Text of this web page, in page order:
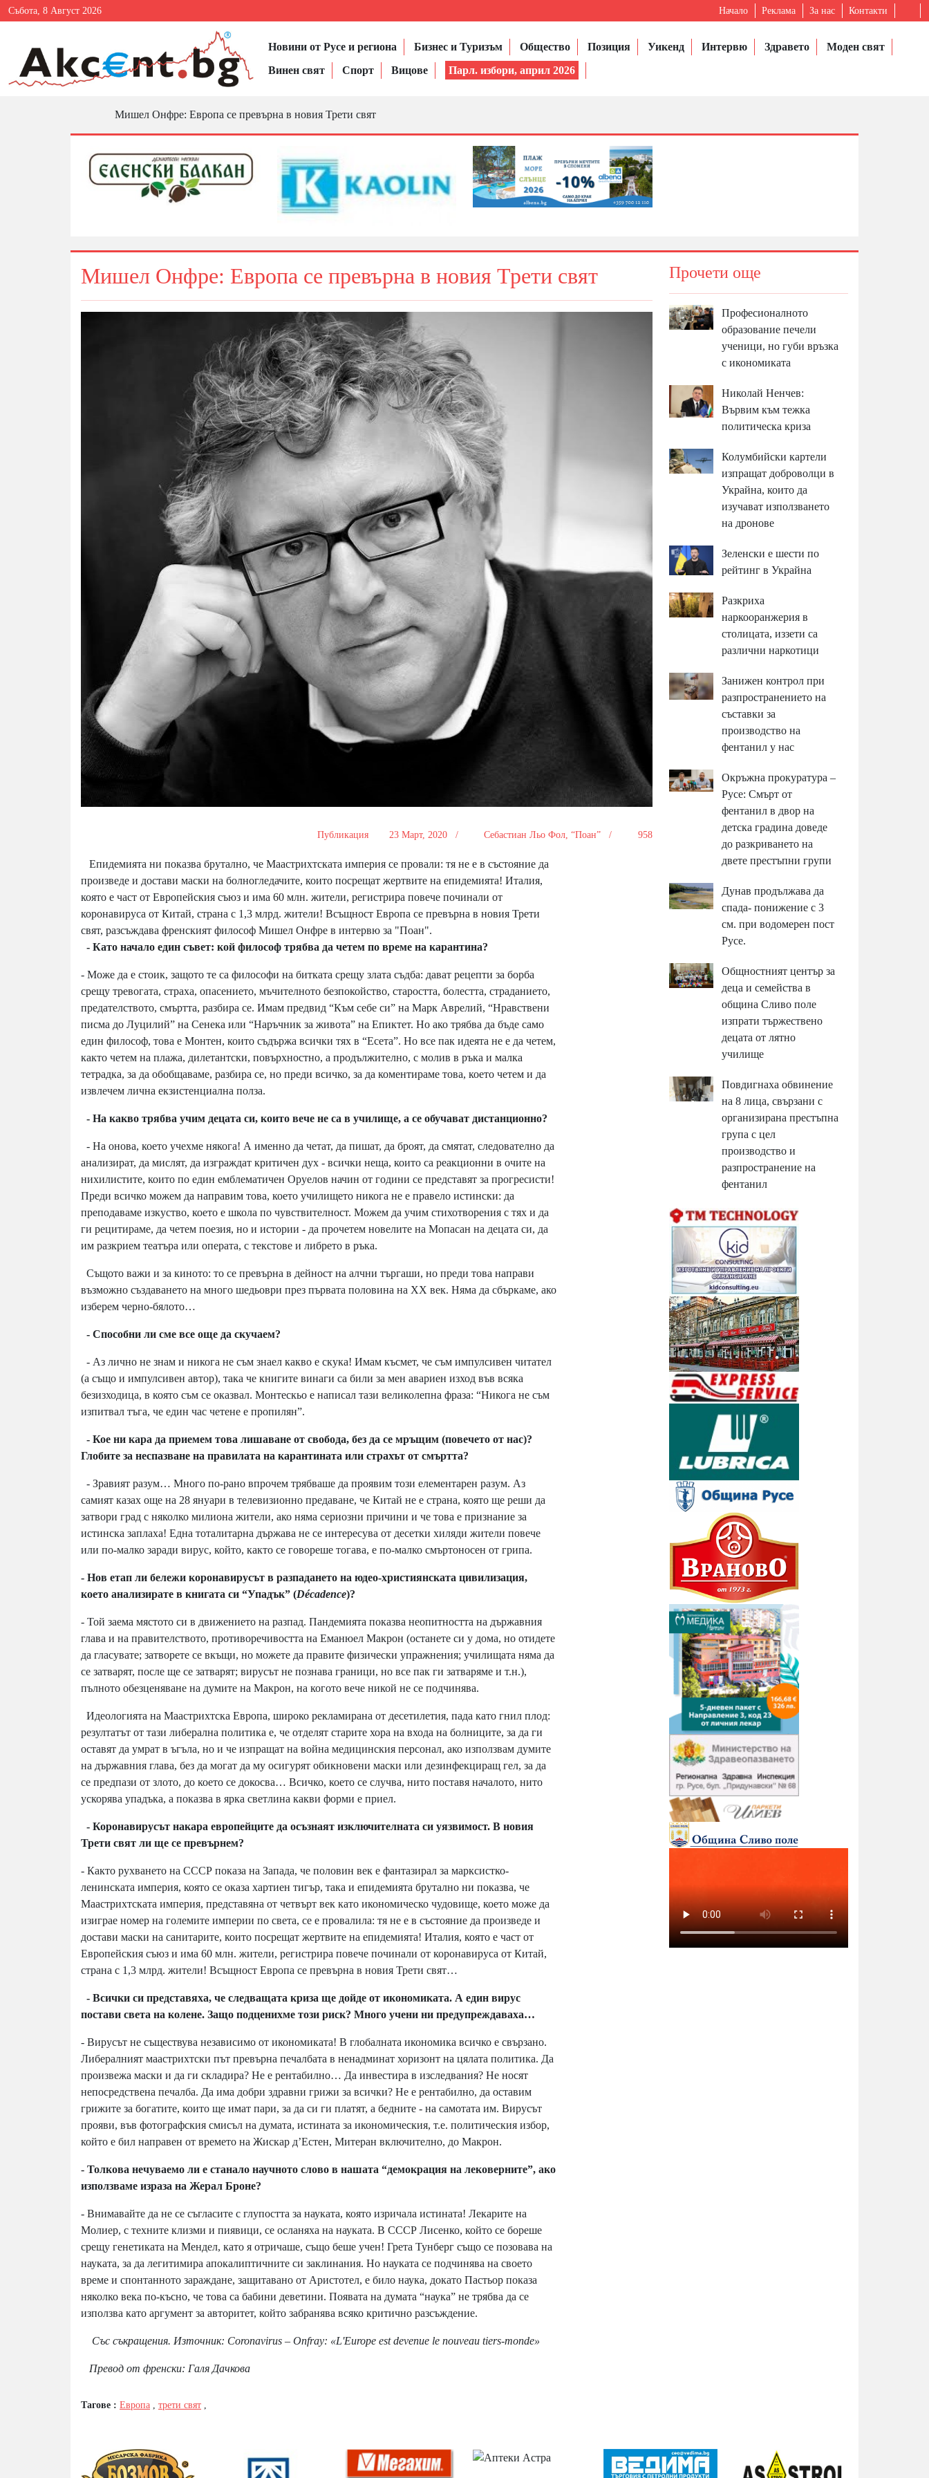
Събота, 8 Август 2026 Начало Реклама За нас Контакти
Новини от Русе и региона Бизнес и Туризъм Общество Позиция Уикенд Интервю Здравето
Моден свят
Винен свят
Спорт Вицове Парл. избори, април 2026
Мишел Онфре: Европа се превърна в новия Трети свят
Мишел Онфре: Европа се превърна в новия Трети свят
Публикация 23 Март, 2020 / Себастиан Льо Фол, “Поан” / 958
Епидемията ни показва брутално, че Маастрихтската империя се провали: тя не е в състояние да
произведе и достави маски на болногледачите, които посрещат жертвите на епидемията! Италия,
която е част от Европейския съюз и има 60 млн. жители, регистрира повече починали от
коронавируса от Китай, страна с 1,3 млрд. жители! Всъщност Европа се превърна в новия Трети
свят, разсъждава френският философ Мишел Онфре в интервю за "Поан".
- Като начало един съвет: кой философ трябва да четем по време на карантина?
- Може да е стоик, защото те са философи на битката срещу злата съдба: дават рецепти за борба
срещу тревогата, страха, опасението, мъчителното безпокойство, старостта, болестта, страданието,
предателството, смъртта, разбира се. Имам предвид “Към себе си” на Марк Аврелий, “Нравствени
писма до Луцилий” на Сенека или “Наръчник за живота” на Епиктет. Но ако трябва да бъде само
един философ, това е Монтен, които съдържа всички тях в “Есета”. Но все пак идеята не е да четем,
както четем на плажа, дилетантски, повърхностно, а продължително, с молив в ръка и малка
тетрадка, за да обобщаваме, разбира се, но преди всичко, за да коментираме това, което четем и да
извлечем лична екзистенциална полза.
- На какво трябва учим децата си, които вече не са в училище, а се обучават дистанционно?
- На онова, което учехме някога! А именно да четат, да пишат, да броят, да смятат, следователно да
анализират, да мислят, да изграждат критичен дух - всички неща, които са реакционни в очите на
нихилистите, които по един емблематичен Оруелов начин от години се представят за прогресисти!
Преди всичко можем да направим това, което училището никога не е правело истински: да
преподаваме изкуство, което е школа по чувствителност. Можем да учим стихотворения с тях и да
ги рецитираме, да четем поезия, но и истории - да прочетем новелите на Мопасан на децата си, да
им разкрием театъра или операта, с текстове и либрето в ръка.
Същото важи и за киното: то се превърна в дейност на алчни търгаши, но преди това направи
възможно създаването на много шедьоври през първата половина на ХХ век. Няма да сбъркаме, ако
изберем черно-бялото…
- Способни ли сме все още да скучаем?
- Аз лично не знам и никога не съм знаел какво е скука! Имам късмет, че съм импулсивен читател
(а също и импулсивен автор), така че книгите винаги са били за мен авариен изход във всяка
безизходица, в която съм се оказвал. Монтескьо е написал тази великолепна фраза: “Никога не съм
изпитвал тъга, че един час четене е пропилян”.
- Кое ни кара да приемем това лишаване от свобода, без да се мръщим (повечето от нас)?
Глобите за неспазване на правилата на карантината или страхът от смъртта?
- Зравият разум… Много по-рано впрочем трябваше да проявим този елементарен разум. Аз
самият казах още на 28 януари в телевизионно предаване, че Китай не е страна, която ще реши да
затвори град с няколко милиона жители, ако няма сериозни причини и че това е признание за
истинска заплаха! Една тоталитарна държава не се интересува от десетки хиляди жители повече
или по-малко заради вирус, който, както се говореше тогава, е по-малко смъртоносен от грипа.
- Нов етап ли бележи коронавирусът в разпадането на юдео-християнската цивилизация,
което анализирате в книгата си “Упадък” (Décadence)?
- Той заема мястото си в движението на разпад. Пандемията показва неопитността на държавния
глава и на правителството, противоречивостта на Еманюел Макрон (останете си у дома, но отидете
да гласувате; затворете се вкъщи, но можете да правите физически упражнения; училищата няма да
се затварят, после ще се затварят; вирусът не познава граници, но все пак ги затваряме и т.н.),
пълното обезценяване на думите на Макрон, на когото вече никой не се подчинява.
Идеологията на Маастрихтска Европа, широко рекламирана от десетилетия, пада като гнил плод:
резултатът от тази либерална политика е, че отделят старите хора на входа на болниците, за да ги
оставят да умрат в ъгъла, но и че изпращат на война медицинския персонал, ако използвам думите
на държавния глава, без да могат да му осигурят обикновени маски или дезинфекциращ гел, за да
се предпази от злото, до което се докосва… Всичко, което се случва, нито поставя началото, нито
ускорява упадъка, а показва в ярка светлина какви форми е приел.
- Коронавирусът накара европейците да осъзнаят изключителната си уязвимост. В новия
Трети свят ли ще се превърнем?
- Както рухването на СССР показа на Запада, че половин век е фантазирал за марксистко-
ленинската империя, която се оказа хартиен тигър, така и епидемията брутално ни показва, че
Маастрихтската империя, представяна от четвърт век като икономическо чудовище, което може да
изиграе номер на големите империи по света, се е провалила: тя не е в състояние да произведе и
достави маски на санитарите, които посрещат жертвите на епидемията! Италия, която е част от
Европейския съюз и има 60 млн. жители, регистрира повече починали от коронавируса от Китай,
страна с 1,3 млрд. жители! Всъщност Европа се превърна в новия Трети свят…
- Всички си представяха, че следващата криза ще дойде от икономиката. А един вирус
постави света на колене. Защо подценихме този риск? Много учени ни предупреждаваха…
- Вирусът не съществува независимо от икономиката! В глобалната икономика всичко е свързано.
Либералният маастрихтски път превърна печалбата в ненадминат хоризонт на цялата политика. Да
произвежа маски и да ги складира? Не е рентабилно… Да инвестира в изследвания? Не носят
непосредствена печалба. Да има добри здравни грижи за всички? Не е рентабилно, да оставим
грижите за богатите, които ще имат пари, за да си ги платят, а бедните - на самотата им. Вирусът
прояви, във фотографския смисъл на думата, истината за икономическия, т.е. политическия избор,
който е бил направен от времето на Жискар д’Естен, Митеран включително, до Макрон.
- Толкова нечуваемо ли е станало научното слово в нашата “демокрация на лековерните”, ако
използваме израза на Жерал Броне?
- Внимавайте да не се съгласите с глупостта за науката, която изричала истината! Лекарите на
Молиер, с техните клизми и пиявици, се осланяха на науката. В СССР Лисенко, който се бореше
срещу генетиката на Мендел, като я отричаше, също беше учен! Грета Тунберг също се позовава на
науката, за да легитимира апокалиптичните си заклинания. Но науката се подчинява на своето
време и спонтанното зараждане, защитавано от Аристотел, е било наука, докато Пастьор показа
няколко века по-късно, че това са бабини деветини. Появата на думата “наука” не трябва да се
използва като аргумент за авторитет, който забранява всяко критично разсъждение.
Със съкращения. Източник: Coronavirus – Onfray: «L'Europe est devenue le nouveau tiers-monde»
Превод от френски: Галя Дачкова
Тагове : Европа трети свят
Прочети още
Професионалното
образование печели
ученици, но губи връзка
с икономиката
Николай Ненчев:
Вървим към тежка
политическа криза
Колумбийски картели
изпращат доброволци в
Украйна, които да
изучават използването
на дронове
Зеленски е шести по
рейтинг в Украйна
Разкриха
наркооранжерия в
столицата, иззети са
различни наркотици
Занижен контрол при
разпространението на
съставки за
производство на
фентанил у нас
Окръжна прокуратура –
Русе: Смърт от
фентанил в двор на
детска градина доведе
до разкриването на
двете престъпни групи
Дунав продължава да
спада- понижение с 3
см. при водомерен пост
Русе.
Общностният център за
деца и семейства в
община Сливо поле
изпрати тържествено
децата от лятно
училище
Повдигнаха обвинение
на 8 лица, свързани с
организирана престъпна
група с цел
производство и
разпространение на
фентанил